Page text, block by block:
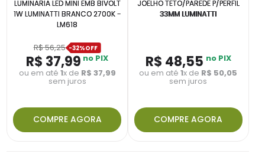
LUMINARIA LED MINI EMB BIVOLT
1W LUMINATTI BRANCO 2700K -
LM618
R$56,25 -32%
R$ 37,99 no PIX
ou em até 1x de R$ 37,99
sem juros
COMPRE AGORA
JOELHO TETO/PAREDE P/PERFIL
33MM LUMINATTI
R$ 48,55 no PIX
ou em até1x de R$ 50,05
sem juros
COMPRE AGORA